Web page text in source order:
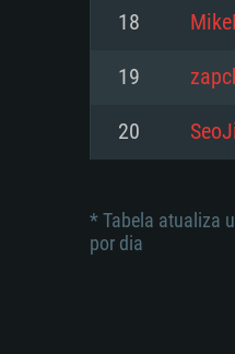
Disco: 23,1
Network:
Disco: 21,5
Network:
Disco: 21,5
18
19
20
* Tabela atualiza
por dia